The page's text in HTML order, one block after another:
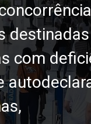
com